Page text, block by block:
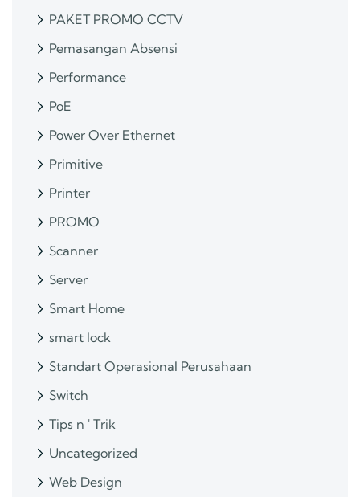
PAKET PROMO CCTV
Pemasangan Absensi
Performance
PoE
Power Over Ethernet
Primitive
Printer
PROMO
Scanner
Server
Smart Home
smart lock
Standart Operasional Perusahaan
Switch
Tips n ' Trik
Uncategorized
Web Design